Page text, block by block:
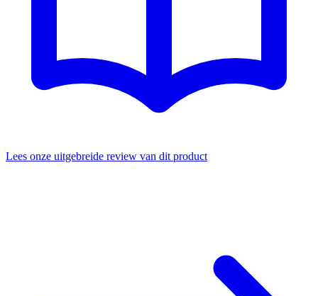
Lees onze uitgebreide review van dit product